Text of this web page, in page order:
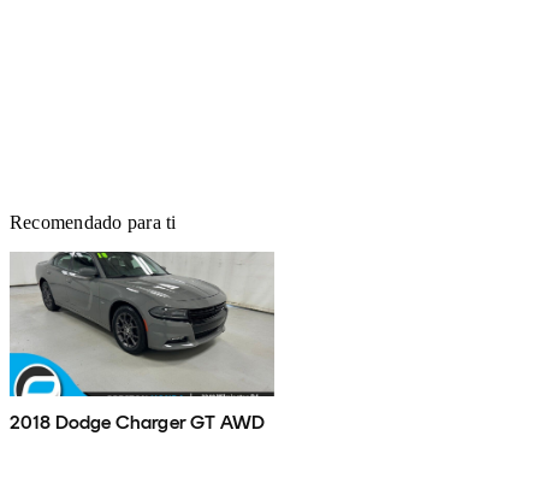
Recomendado para ti
2018 Dodge Charger GT AWD